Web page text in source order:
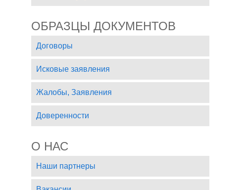
ОБРАЗЦЫ ДОКУМЕНТОВ
Договоры
Исковые заявления
Жалобы, Заявления
Доверенности
О НАС
Наши партнеры